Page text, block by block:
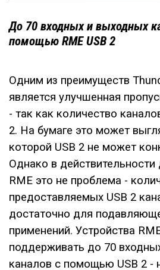
До 70 входных и выходных
помощью RME USB 2
Одним из преимуществ
является улучшенная
- так как количество
2. На бумаге это может
которой USB 2 не может
Однако в
RME это не проблема -
предоставляемых USB 2
достаточно для
применений. Устройства
поддерживать до 70
каналов с помощью USB 2 -